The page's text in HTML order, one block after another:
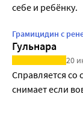
себе и ребёнку.
Грамицидин с
Гульнара
20
Справляется со
снимает если